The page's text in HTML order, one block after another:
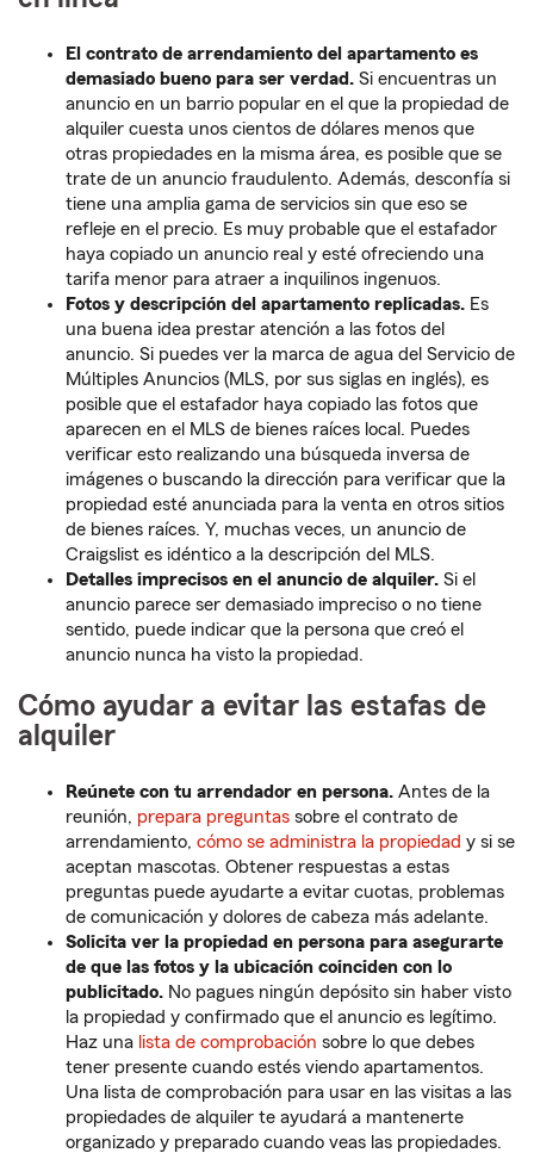
El contrato de arrendamiento del apartamento es
demasiado bueno para ser verdad. Si encuentras un
anuncio en un barrio popular en el que la propiedad de
alquiler cuesta unos cientos de dólares menos que
otras propiedades en la misma área, es posible que se
trate de un anuncio fraudulento. Además, desconfía si
tiene una amplia gama de servicios sin que eso se
refleje en el precio. Es muy probable que el estafador
haya copiado un anuncio real y esté ofreciendo una
tarifa menor para atraer a inquilinos ingenuos.
Fotos y descripción del apartamento replicadas. Es
una buena idea prestar atención a las fotos del
anuncio. Si puedes ver la marca de agua del Servicio de
Múltiples Anuncios (MLS, por sus siglas en inglés), es
posible que el estafador haya copiado las fotos que
aparecen en el MLS de bienes raíces local. Puedes
verificar esto realizando una búsqueda inversa de
imágenes o buscando la dirección para verificar que la
propiedad esté anunciada para la venta en otros sitios
de bienes raíces. Y, muchas veces, un anuncio de
Craigslist es idéntico a la descripción del MLS.
Detalles imprecisos en el anuncio de alquiler. Si el
anuncio parece ser demasiado impreciso o no tiene
sentido, puede indicar que la persona que creó el
anuncio nunca ha visto la propiedad.
Cómo ayudar a evitar las estafas de
alquiler
Reúnete con tu arrendador en persona. Antes de la
reunión, prepara preguntas sobre el contrato de
arrendamiento, cómo se administra la propiedad y si se
aceptan mascotas. Obtener respuestas a estas
preguntas puede ayudarte a evitar cuotas, problemas
de comunicación y dolores de cabeza más adelante.
Solicita ver la propiedad en persona para asegurarte
de que las fotos y la ubicación coinciden con lo
publicitado. No pagues ningún depósito sin haber visto
la propiedad y confirmado que el anuncio es legítimo.
Haz una lista de comprobación sobre lo que debes
tener presente cuando estés viendo apartamentos.
Una lista de comprobación para usar en las visitas a las
propiedades de alquiler te ayudará a mantenerte
organizado y preparado cuando veas las propiedades.